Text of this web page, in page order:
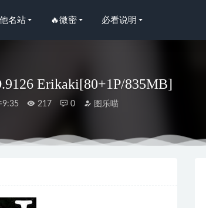
名站 🔥微密 必看说明
Erikaki[80+1P/835MB]
9:35 217 0 图乐喵
2023-01-30